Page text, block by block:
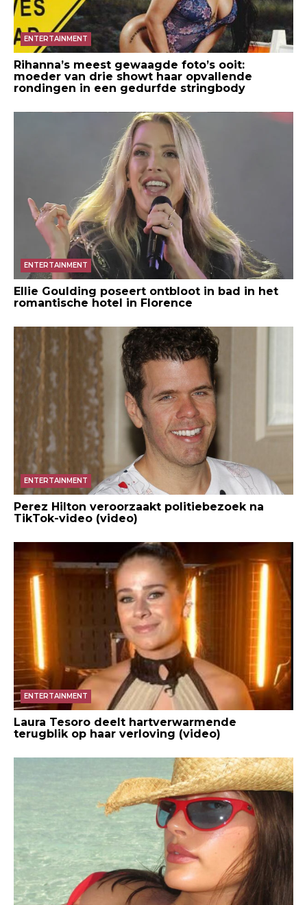
ENTERTAINMENT
Rihanna’s meest gewaagde foto’s ooit:
moeder van drie showt haar opvallende
rondingen in een gedurfde stringbody
ENTERTAINMENT
Ellie Goulding poseert ontbloot in bad in het
romantische hotel in Florence
ENTERTAINMENT
Perez Hilton veroorzaakt politiebezoek na
TikTok-video (video)
ENTERTAINMENT
Laura Tesoro deelt hartverwarmende
terugblik op haar verloving (video)